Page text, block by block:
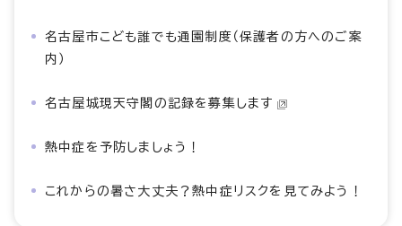
名古屋市こども誰でも通園制度（保護者の方へのご案
内）
名古屋城現天守閣の記録を募集します
熱中症を予防しましょう！
これからの暑さ大丈夫？熱中症リスクを見てみよう！